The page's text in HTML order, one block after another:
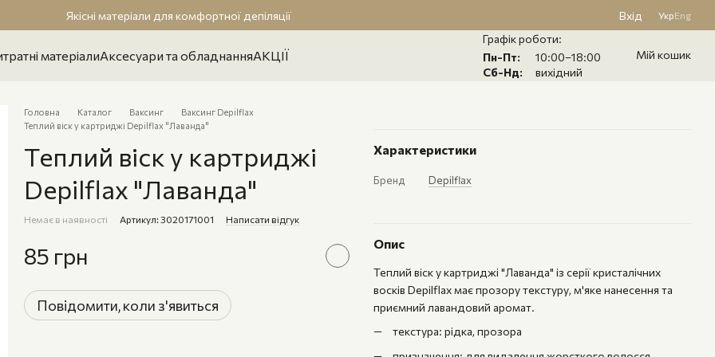
Якісні матеріали для комфортної депіляції Вхід УкрEng
матеріалиАксесуари та обладнанняАКЦІЇ
Графік роботи:
Пн-Пт:
10:00–18:00
Сб-Нд:
вихідний
Мій кошик
Головна Каталог Ваксинг
Ваксинг Depilflax
Теплий віск у картриджі Depilflax "Лаванда"
Теплий віск у картриджі
Depilflax "Лаванда"
Немає в наявності Артикул: 3020171001 Написати відгук
85 грн
Повідомити, коли з'явиться
Характеристики
Бренд Depilflax
Опис
Теплий віск у картриджі "Лаванда" із серії кристалічних
восків Depilflax має прозору текстуру, м'яке нанесення та
приємний лавандовий аромат.
текстура: рідка, прозора